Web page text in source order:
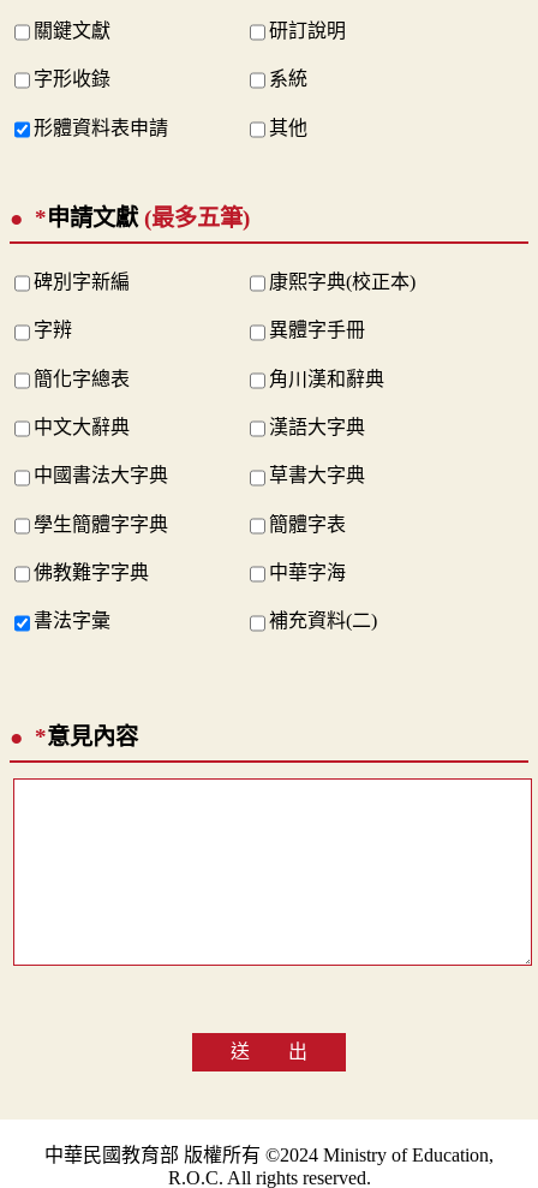
關鍵文獻 研訂說明
字形收錄 系統
形體資料表申請 其他
*申請文獻(最多五筆)
碑別字新編 康熙字典(校正本)
字辨 異體字手冊
簡化字總表 角川漢和辭典
中文大辭典 漢語大字典
中國書法大字典 草書大字典
學生簡體字字典 簡體字表
佛教難字字典 中華字海
書法字彙 補充資料(二)
*意見內容
送 出
中華民國教育部 版權所有 ©2024 Ministry of Education,
R.O.C. All rights reserved.